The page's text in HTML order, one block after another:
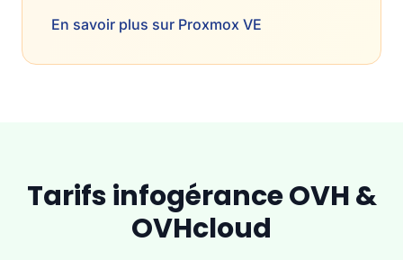
En savoir plus sur Proxmox VE
Tarifs infogérance OVH &
OVHcloud